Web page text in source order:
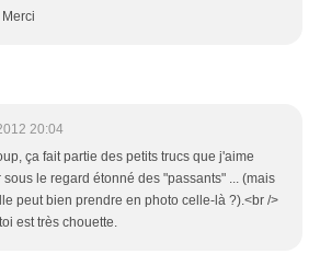
20:04
ça fait partie des petits trucs que j'aime
le regard étonné des "passants" ... (mais
peut bien prendre en photo celle-là ?).<br />
est très chouette.